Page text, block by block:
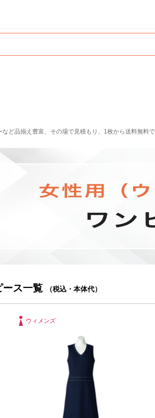
ど品揃え豊富、その場で見積もり、1枚から送料無料で
ース一覧 （税込・本体代）
ウィメンズ